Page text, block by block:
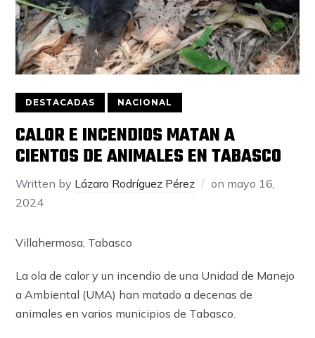
DESTACADAS NACIONAL
CALOR E INCENDIOS MATAN A
CIENTOS DE ANIMALES EN TABASCO
Written by Lázaro Rodríguez Pérez on mayo 16,
2024
Villahermosa, Tabasco
La ola de calor y un incendio de una Unidad de Manejo
a Ambiental (UMA) han matado a decenas de
animales en varios municipios de Tabasco.